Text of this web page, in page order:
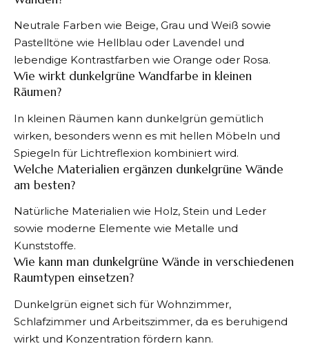
Neutrale Farben wie Beige, Grau und Weiß sowie
Pastelltöne wie Hellblau oder Lavendel und
lebendige Kontrastfarben wie Orange oder Rosa.
Wie wirkt dunkelgrüne Wandfarbe in kleinen
Räumen?
In kleinen Räumen kann dunkelgrün gemütlich
wirken, besonders wenn es mit hellen Möbeln und
Spiegeln für Lichtreflexion kombiniert wird.
Welche Materialien ergänzen dunkelgrüne Wände
am besten?
Natürliche Materialien wie Holz, Stein und Leder
sowie moderne Elemente wie Metalle und
Kunststoffe.
Wie kann man dunkelgrüne Wände in verschiedenen
Raumtypen einsetzen?
Dunkelgrün eignet sich für Wohnzimmer,
Schlafzimmer und Arbeitszimmer, da es beruhigend
wirkt und Konzentration fördern kann.